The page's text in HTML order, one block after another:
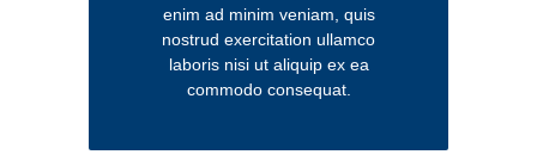
enim ad minim veniam, quis
nostrud exercitation ullamco
laboris nisi ut aliquip ex ea
commodo consequat.